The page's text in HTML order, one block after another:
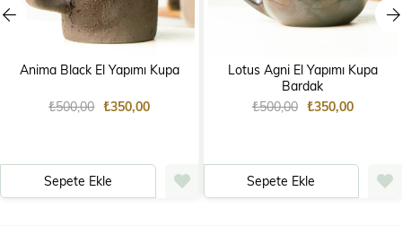
Anima Black El Yapımı Kupa
₺350,00
₺500,00
Sepete Ekle
Lotus Agni El Yapımı Kupa
Bardak
₺350,00
₺500,00
Sepete Ekle